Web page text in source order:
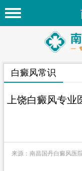
首页
医院新闻
专家团队
白癜风常识
白癜风常识
上饶白癜风专
来源：南昌国丹白癜风医